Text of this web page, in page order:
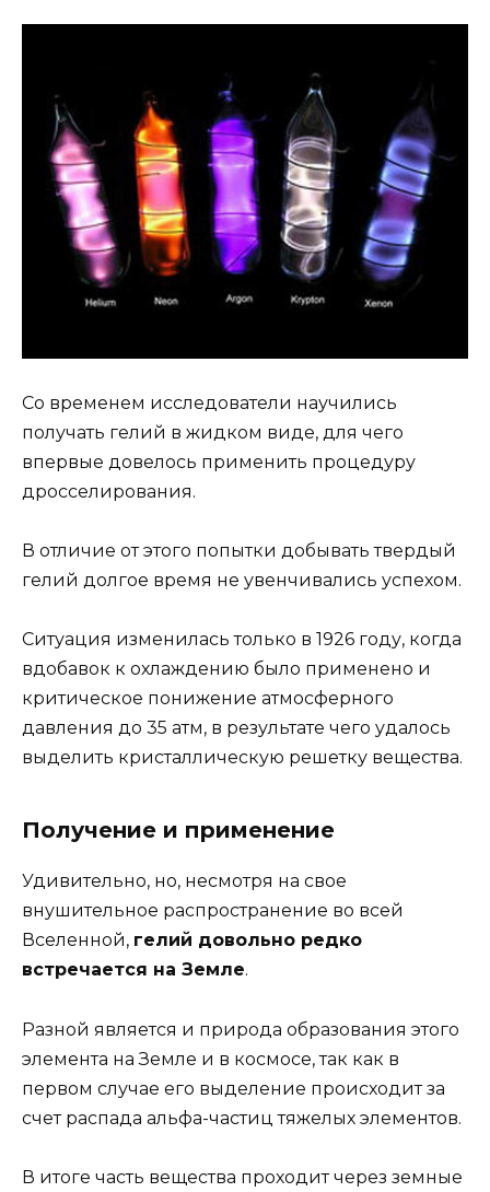
Со временем исследователи научились
получать гелий в жидком виде, для чего
впервые довелось применить процедуру
дросселирования.
В отличие от этого попытки добывать твердый
гелий долгое время не увенчивались успехом.
Ситуация изменилась только в 1926 году, когда
вдобавок к охлаждению было применено и
критическое понижение атмосферного
давления до 35 атм, в результате чего удалось
выделить кристаллическую решетку вещества.
Получение и применение
Удивительно, но, несмотря на свое
внушительное распространение во всей
Вселенной, гелий довольно редко
встречается на Земле.
Разной является и природа образования этого
элемента на Земле и в космосе, так как в
первом случае его выделение происходит за
счет распада альфа-частиц тяжелых элементов.
В итоге часть вещества проходит через земные